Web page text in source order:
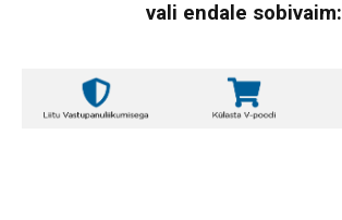
vali endale sobivaim: